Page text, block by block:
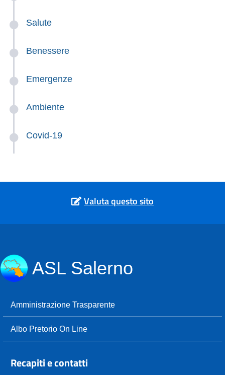
Salute
Benessere
Emergenze
Ambiente
Covid-19
Valuta questo sito
ASL Salerno
Amministrazione Trasparente
Albo Pretorio On Line
Recapiti e contatti